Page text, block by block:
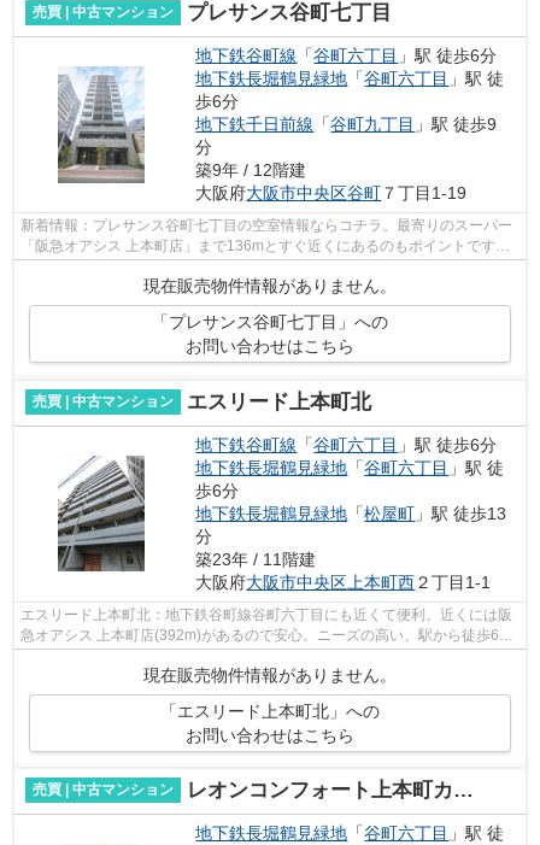
売買 | 中古マンション プレサンス谷町七丁目
地下鉄谷町線 「谷町六丁目 」駅 徒歩6分
地下鉄長堀鶴見緑地 「谷町六丁目 」駅 徒
歩6分
地下鉄千日前線 「谷町九丁目 」駅 徒歩9
分
築9年 / 12階建
大阪府大阪市中央区谷町 ７丁目1-19
新着情報：プレサンス谷町七丁目の空室情報ならコチラ。最寄りのスーパー
「阪急オアシス 上本町店」まで136mとすぐ近くにあるのもポイントです。
現在販売物件情報がありません。
「プレサンス谷町七丁目」への
お問い合わせはこちら
売買 | 中古マンション エスリード上本町北
地下鉄谷町線 「谷町六丁目 」駅 徒歩6分
地下鉄長堀鶴見緑地 「谷町六丁目 」駅 徒
歩6分
地下鉄長堀鶴見緑地 「松屋町 」駅 徒歩13
分
築23年 / 11階建
大阪府大阪市中央区 上本町西２丁目1-1
エスリード上本町北：地下鉄谷町線谷町六丁目にも近くて便利。近くには阪
急オアシス 上本町店(392m)があるので安心。ニーズの高い、駅から徒歩6分
の駅近物件です。身近に人を感じるこ...
現在販売物件情報がありません。
「エスリード上本町北」への
お問い合わせはこちら
売買 | 中古マンション レオンコンフォート上本町カレント
地下鉄長堀鶴見緑地 「谷町六丁目 」駅 徒